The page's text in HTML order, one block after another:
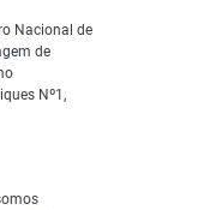
Nacional de
de
Nº1,